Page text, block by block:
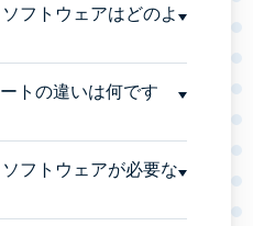
フトウェアはどのよ
トの違いは何です
フトウェアが必要な